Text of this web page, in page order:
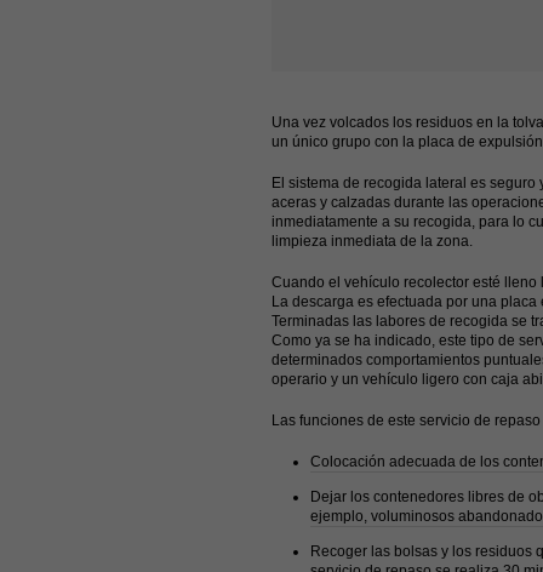
Una vez volcados los residuos en la
un único grupo con la placa de
El sistema de recogida lateral es
aceras y calzadas durante las
inmediatamente a su recogida, para lo
limpieza inmediata de la zona.
Cuando el vehículo recolector esté
La descarga es efectuada por una
Terminadas las labores de recogida se
Como ya se ha indicado, este tipo de
determinados comportamientos
operario y un vehículo ligero con caja
Las funciones de este servicio de
Colocación adecuada de los
Dejar los contenedores libres de
ejemplo, voluminosos
Recoger las bolsas y los residuos